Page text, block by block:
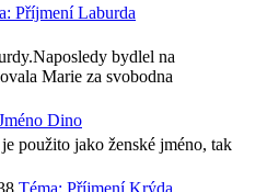
Příjmení Laburda
bydlel na
Marie za svobodna
Dino
použito jako ženské jméno, tak